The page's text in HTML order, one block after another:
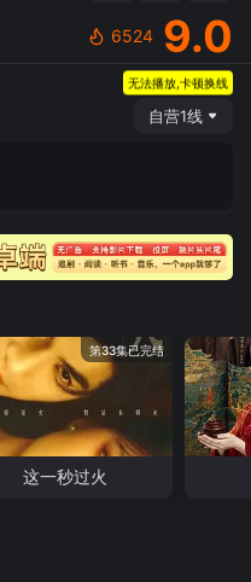
6524 9.0
无法播放,卡顿换线
自营1线
第33集已完结
这一秒过火